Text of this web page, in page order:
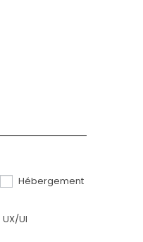
Hébergement
UX/UI